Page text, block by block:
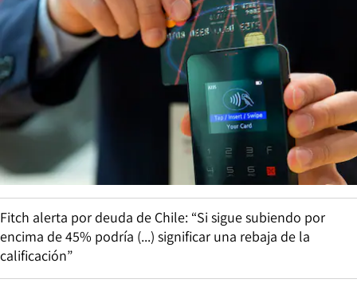
Fitch alerta por deuda de Chile: “Si sigue subiendo por
encima de 45% podría (...) significar una rebaja de la
calificación”